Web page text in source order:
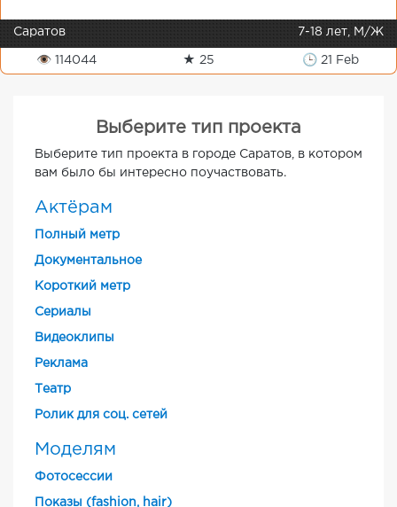
Саратов 7-18 лет, М/Ж
👁 114044 ★ 25 🕒 21 Feb
Выберите тип проекта
Выберите тип проекта в городе Саратов, в котором
вам было бы интересно поучаствовать.
Актёрам
Полный метр
Документальное
Короткий метр
Cериалы
Видеоклипы
Реклама
Театр
Ролик для соц. сетей
Моделям
Фотосессии
Показы (fashion, hair)